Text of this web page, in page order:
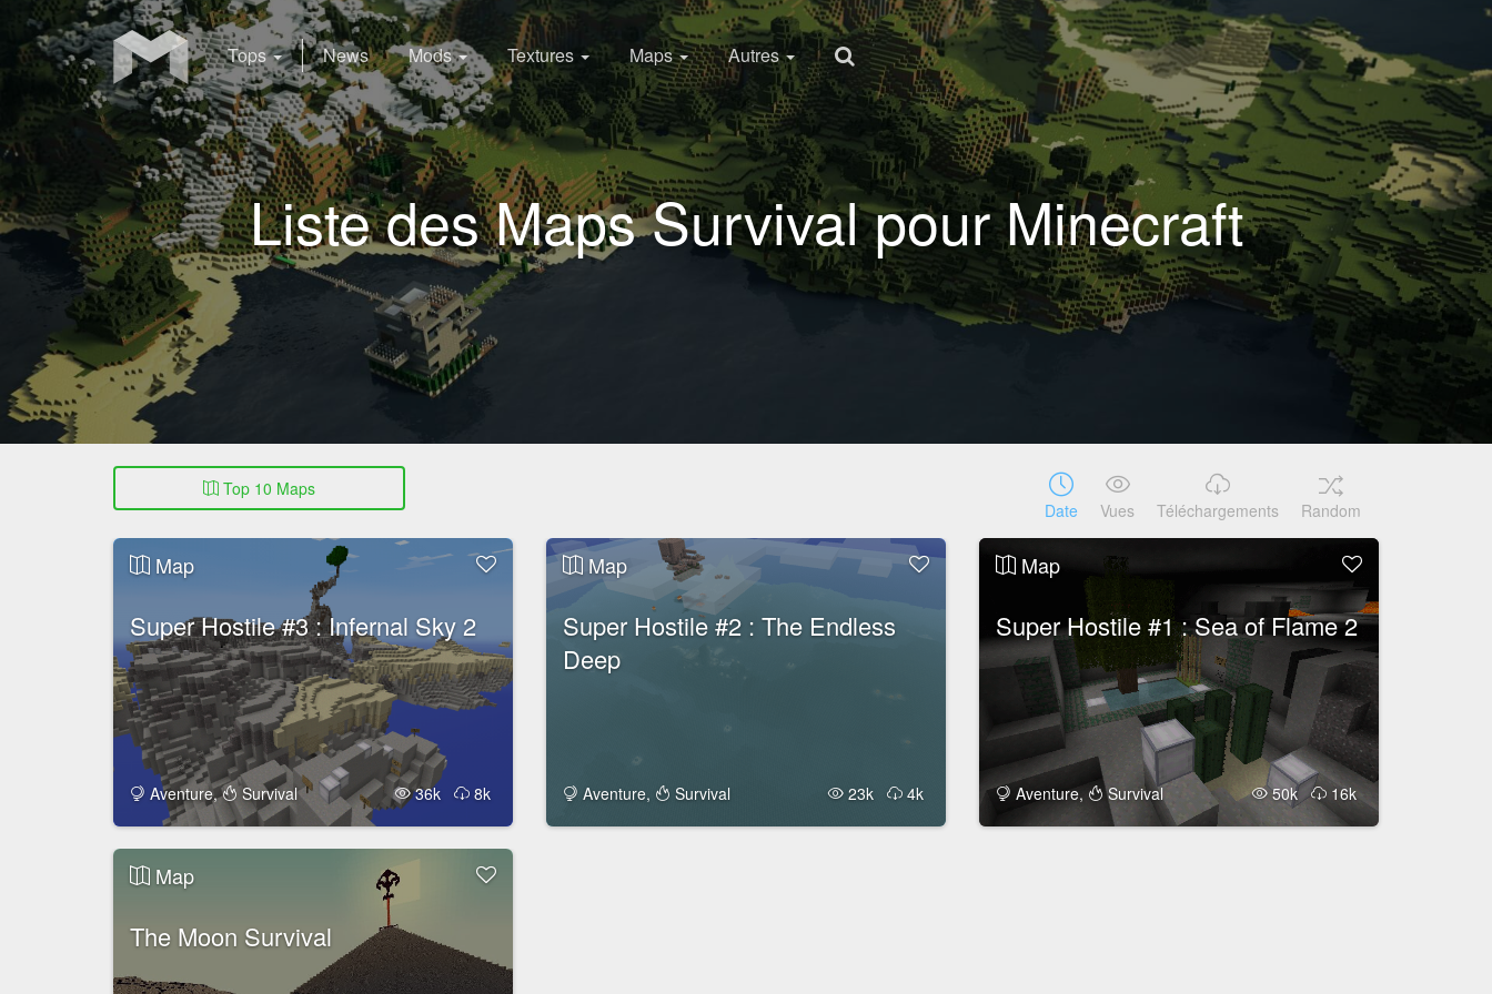
Tops News Mods Textures Maps Autres
Liste des Maps Survival pour Minecraft
Top 10 Maps
Date
Vues Téléchargements Random
Map
Super Hostile #3 : Infernal Sky 2
Aventure, Survival 36k 8k
Map
Super Hostile #2 : The Endless
Deep
Aventure, Survival 23k 4k
Map
Super Hostile #1 : Sea of Flame 2
Aventure, Survival 50k 16k
Map
The Moon Survival